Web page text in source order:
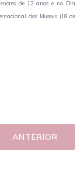
de 12 anos e no Dia
dos Museus (18 de
ANTERIOR